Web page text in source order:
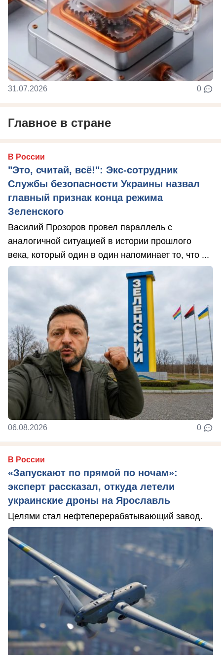
31.07.2026 0
Главное в стране
В России
"Это, считай, всё!": Экс-сотрудник
Службы безопасности Украины назвал
главный признак конца режима
Зеленского
Василий Прозоров провел параллель с
аналогичной ситуацией в истории прошлого
века, который один в один напоминает то, что ...
06.08.2026 0
В России
«Запускают по прямой по ночам»:
эксперт рассказал, откуда летели
украинские дроны на Ярославль
Целями стал нефтеперерабатывающий завод.